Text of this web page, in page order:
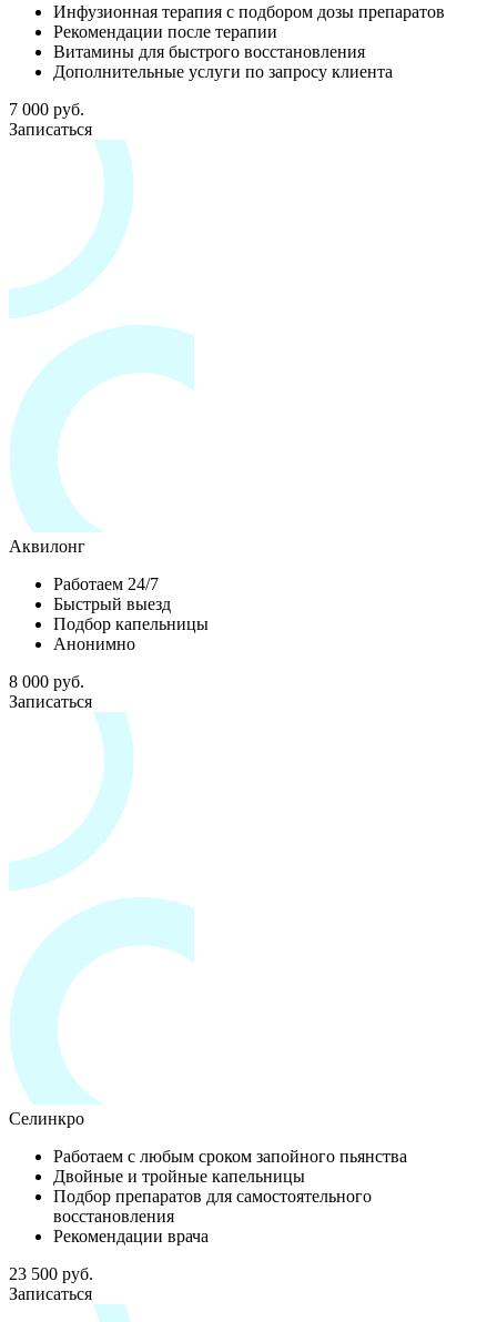
Инфузионная терапия с подбором дозы препаратов
Рекомендации после терапии
Витамины для быстрого восстановления
Дополнительные услуги по запросу клиента
7 000 руб.
Записаться
Аквилонг
Работаем 24/7
Быстрый выезд
Подбор капельницы
Анонимно
8 000 руб.
Записаться
Селинкро
Работаем с любым сроком запойного пьянства
Двойные и тройные капельницы
Подбор препаратов для самостоятельного
восстановления
Рекомендации врача
23 500 руб.
Записаться